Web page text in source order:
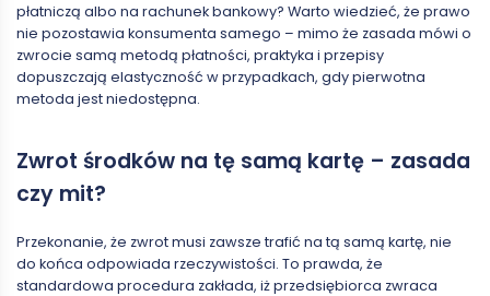
płatniczą albo na rachunek bankowy? Warto wiedzieć, że prawo
nie pozostawia konsumenta samego – mimo że zasada mówi o
zwrocie samą metodą płatności, praktyka i przepisy
dopuszczają elastyczność w przypadkach, gdy pierwotna
metoda jest niedostępna.
Zwrot środków na tę samą kartę – zasada
czy mit?
Przekonanie, że zwrot musi zawsze trafić na tą samą kartę, nie
do końca odpowiada rzeczywistości. To prawda, że
standardowa procedura zakłada, iż przedsiębiorca zwraca